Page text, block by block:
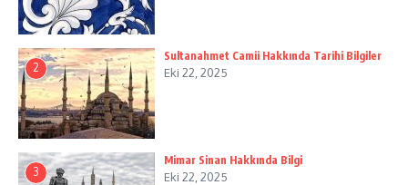
2
Sultanahmet Camii Hakkında Tarihi Bilgiler
Eki 22, 2025
3
Mimar Sinan Hakkında Bilgi
Eki 22, 2025